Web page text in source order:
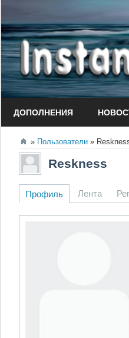
к
содержанию
ДОПОЛНЕНИЯ
Пользователи
Reskness
Профиль Лента